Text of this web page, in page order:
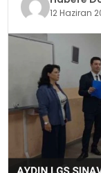
SPOR
EĞİTİM
MAGAZİN
SAĞLIK
12 Haziran